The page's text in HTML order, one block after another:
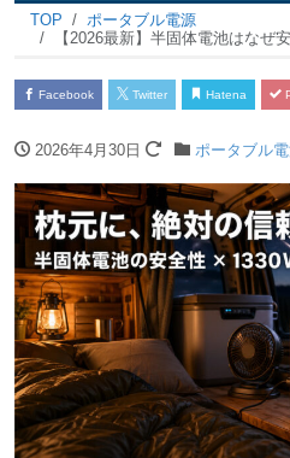
TOP
ポータブル電源
【2026最新】半固体電池はなぜ安全？Dabbsson
Facebook Twitter Hatena
2026年4月30日 ポータブル